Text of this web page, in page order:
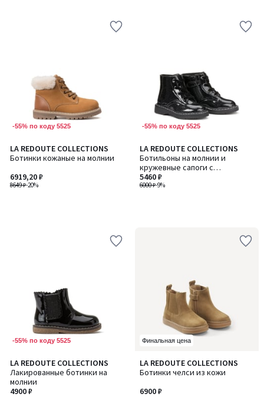
-55% по коду 5525
LA REDOUTE COLLECTIONS
Ботинки кожаные на молнии
8649 ₽-20%
6919,20 ₽
-55% по коду 5525
LA REDOUTE COLLECTIONS
Ботильоны на молнии и
кружевные сапоги с
блестками
6000 ₽-9%
5460 ₽
-55% по коду 5525
LA REDOUTE COLLECTIONS
Лакированные ботинки на
молнии
4900 ₽
4,5
/ 5
Финальная цена
LA REDOUTE COLLECTIONS
Ботинки челси из кожи
6900 ₽
5
/